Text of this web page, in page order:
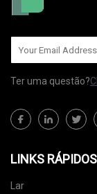
Ter uma questão?
LINKS RÁPIDOS
Lar